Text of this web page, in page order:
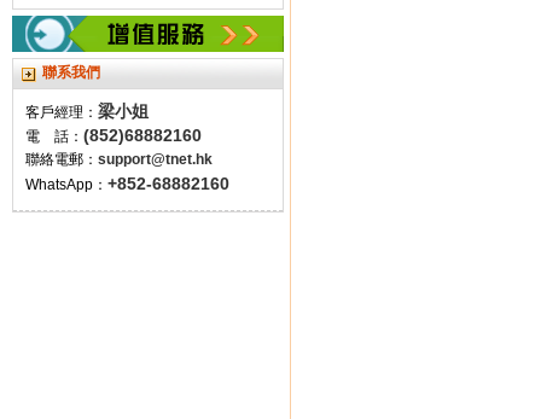
聯系我們
客戶經理： 梁小姐
電 話： (852)68882160
聯絡電郵： support@tnet.hk
WhatsApp： +852-68882160